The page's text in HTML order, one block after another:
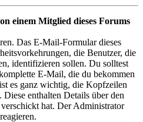
einem Mitglied dieses Forums
Das E-Mail-Formular dieses
die Benutzer, die
identifizieren sollen. Du solltest
E-Mail, die du bekommen
es ganz wichtig, die Kopfzeilen
enthalten Details über den
hat. Der Administrator